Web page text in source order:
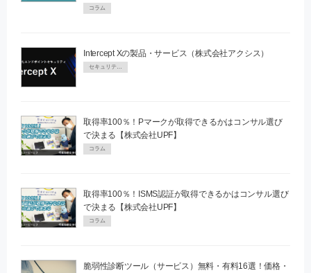
コラム
Intercept Xの製品・サービス（株式会社アクシス）
取得率100％！Pマークが取得できるかはコンサル選び
で決まる【株式会社UPF】
コラム
取得率100％！ISMS認証が取得できるかはコンサル選び
で決まる【株式会社UPF】
コラム
脆弱性診断ツール（サービス）無料・有料16選！価格・